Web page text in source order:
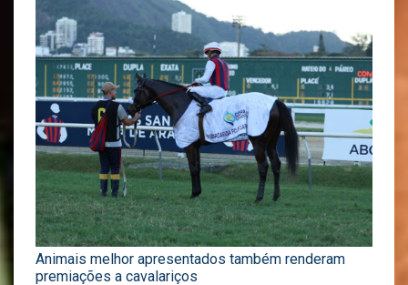
Animais melhor apresentados também renderam
premiações a cavalariços